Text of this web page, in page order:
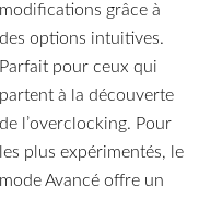
modifications grâce à
des options intuitives.
Parfait pour ceux qui
partent à la découverte
de l’overclocking. Pour
les plus expérimentés, le
mode Avancé offre un